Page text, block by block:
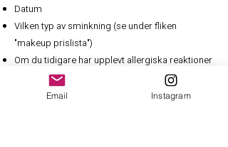
Datum
Vilken typ av sminkning (se under fliken
"makeup prislista")
Om du tidigare har upplevt allergiska reaktioner
mot smink eller hudvårdsprodukter ​
Andra särskilda önskemål eller frågor till mig
Email Instagram